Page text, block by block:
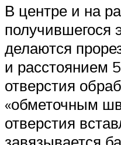
В центре и на
получившегося
делаются
и расстоянием
отверстия
«обметочным
отверстия